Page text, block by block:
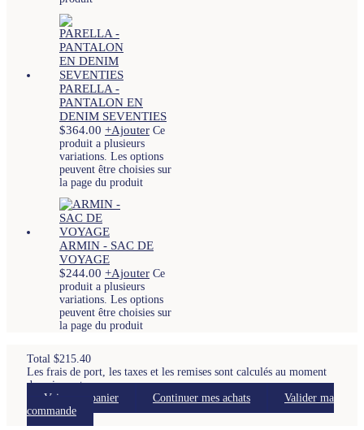
PARELLA -
PANTALON EN
DENIM SEVENTIES
$364.00 +Ajouter Ce
produit a plusieurs
variations. Les options
peuvent être choisies sur
la page du produit
ARMIN - SAC DE
VOYAGE
$244.00 +Ajouter Ce
produit a plusieurs
variations. Les options
peuvent être choisies sur
la page du produit
Total $215.40
Les frais de port, les taxes et les remises sont calculés au moment
du paiement.
Voir mon panier
Continuer mes achats
Valider ma
commande